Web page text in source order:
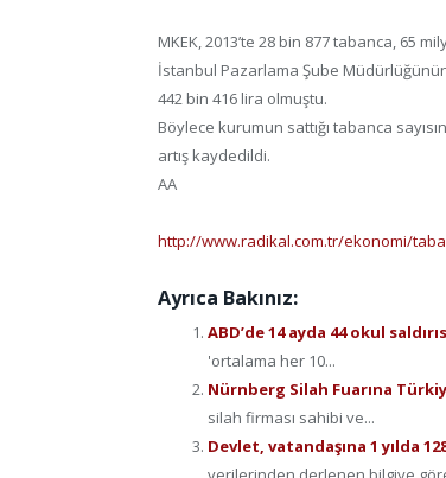
MKEK, 2013’te 28 bin 877 tabanca, 65
İstanbul Pazarlama Şube
442 bin 416 lira olmuştu.
Böylece kurumun sattığı tabanca
artış kaydedildi.
AA
http://www.radikal.com.tr/ekonomi/
Ayrıca Bakınız:
ABD’de 14 ayda 44 okul
'ortalama her 10...
Nürnberg Silah Fuarına
silah firması sahibi ve...
Devlet, vatandaşına 1 yılda